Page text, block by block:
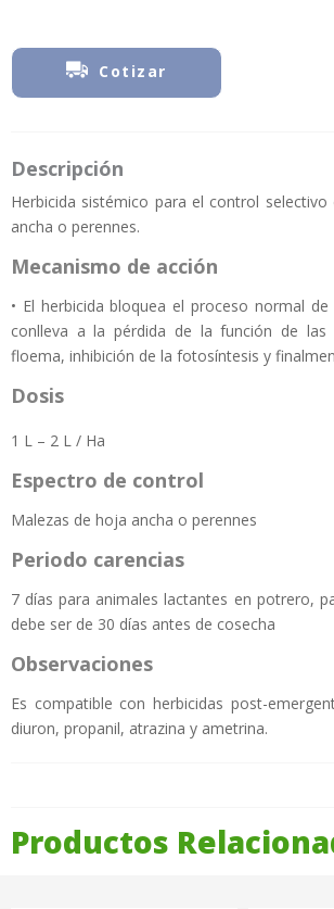
Cotizar
Descripción
Herbicida sistémico para el control
ancha o perennes.
Mecanismo de acción
• El herbicida bloquea el proceso normal
conlleva a la pérdida de la función de las
floema, inhibición de la fotosíntesis y
Dosis
1 L – 2 L / Ha
Espectro de control
Malezas de hoja ancha o perennes
Periodo carencias
7 días para animales lactantes en potrero,
debe ser de 30 días antes de cosecha
Observaciones
Es compatible con herbicidas post-
diuron, propanil, atrazina y ametrina.
Productos